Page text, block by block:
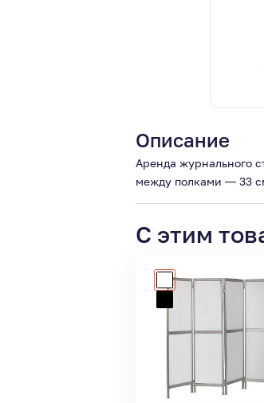
Описание
Аренда журнального
между полками — 33
С этим